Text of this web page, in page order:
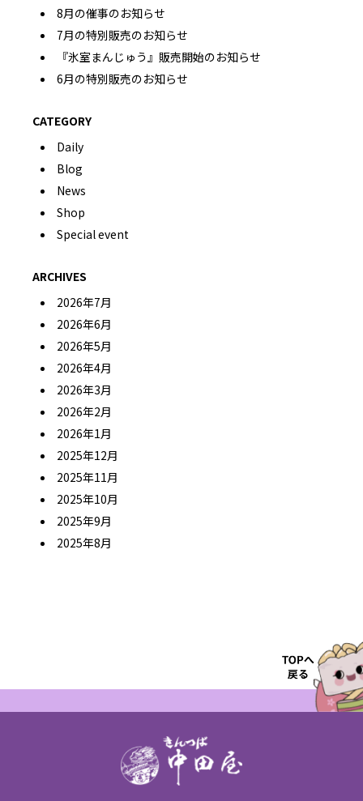
8月の催事のお知らせ
7月の特別販売のお知らせ
『氷室まんじゅう』販売開始のお知らせ
6月の特別販売のお知らせ
CATEGORY
Daily
Blog
News
Shop
Special event
ARCHIVES
2026年7月
2026年6月
2026年5月
2026年4月
2026年3月
2026年2月
2026年1月
2025年12月
2025年11月
2025年10月
2025年9月
2025年8月